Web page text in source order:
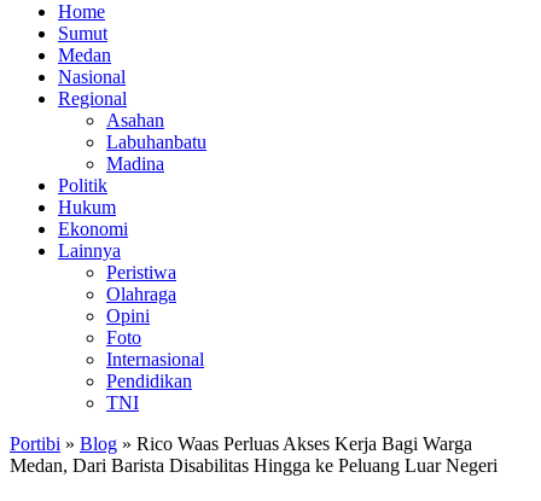
Home
Sumut
Medan
Nasional
Regional
Asahan
Labuhanbatu
Madina
Politik
Hukum
Ekonomi
Lainnya
Peristiwa
Olahraga
Opini
Foto
Internasional
Pendidikan
TNI
Portibi » Blog » Rico Waas Perluas Akses Kerja Bagi Warga
Medan, Dari Barista Disabilitas Hingga ke Peluang Luar Negeri